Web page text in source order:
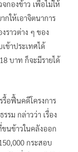
จกองข้าว เพื่อไม่ให้
กให้เอาจิตนาการ
ราวต่าง ๆ ของ
ข้าประเทศได้
บาท ก็จะมีรายได้
อฟื้นคดีโครงการ
รม กล่าวว่า เรื่อง
นข้าวในคลังออก
กระสอบ